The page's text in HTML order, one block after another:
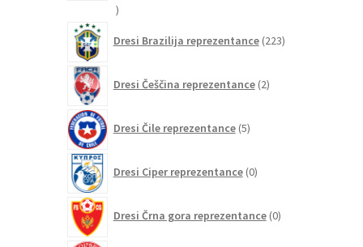
20
Dresi Brazilija reprezentance 223izdelkov
Dresi Češčina reprezentance 2izdelka
Dresi Čile reprezentance 5izdelkov
Dresi Ciper reprezentance 0izdelkov
Dresi Črna gora reprezentance 0izdelkov